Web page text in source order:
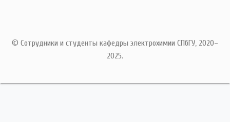
© Сотрудники и студенты кафедры электрохимии СПбГУ, 2020–
2025.